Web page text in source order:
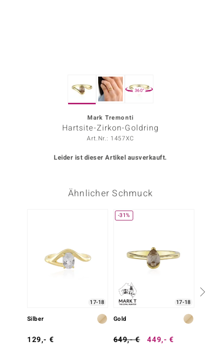
BY DE MELO
360°
Mark Tremonti
Hartsite-Zirkon-Goldring
Art.Nr.: 1457XC
Leider ist dieser Artikel ausverkauft.
Ähnlicher Schmuck
17-18
Silber
129,- €
-31%
17-18
Gold
649,- € 449,- €